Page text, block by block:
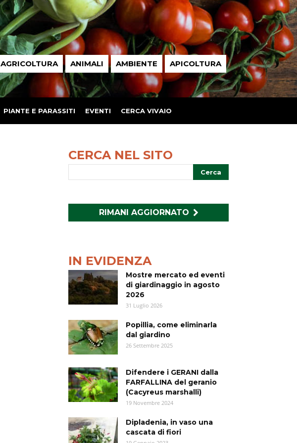
AGRICOLTURA ANIMALI AMBIENTE APICOLTURA
PIANTE E PARASSITI EVENTI CERCA VIVAIO
CERCA NEL SITO
RIMANI AGGIORNATO
IN EVIDENZA
Mostre mercato ed eventi
di giardinaggio in agosto
2026
31 Luglio 2026
Popillia, come eliminarla
dal giardino
26 Settembre 2025
Difendere i GERANI dalla
FARFALLINA del geranio
(Cacyreus marshalli)
19 Novembre 2024
Dipladenia, in vaso una
cascata di fiori